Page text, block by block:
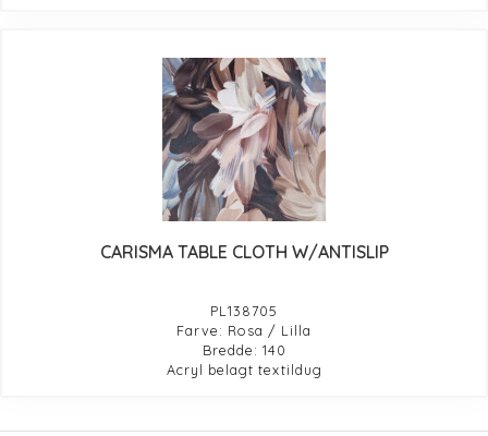
CARISMA TABLE CLOTH W/ANTISLIP
PL138705
Farve: Rosa / Lilla
Bredde: 140
Acryl belagt textildug